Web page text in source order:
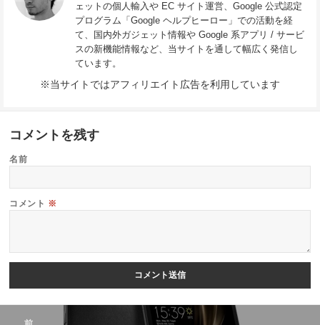
ェットの個人輸入や EC サイト運営、Google 公式認定
プログラム「Google ヘルプヒーロー」での活動を経
て、国内外ガジェット情報や Google 系アプリ / サービ
スの新機能情報など、当サイトを通して幅広く発信し
ています。
※当サイトではアフィリエイト広告を利用しています
コメントを残す
名前
コメント ※